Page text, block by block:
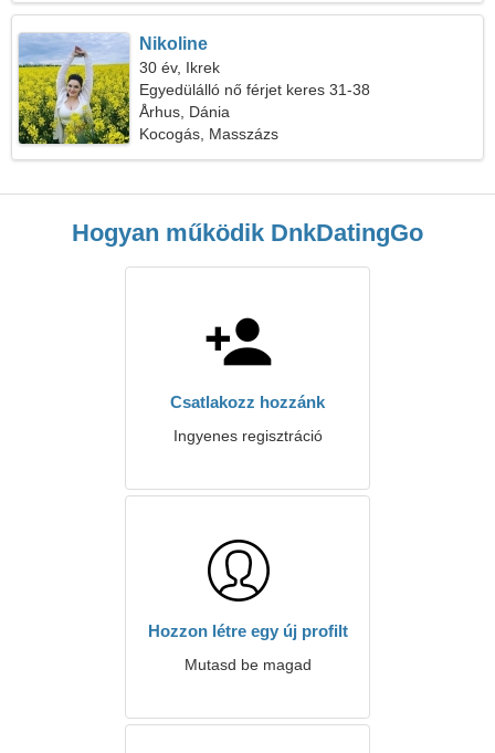
Nikoline
30 év, Ikrek
Egyedülálló nő férjet keres 31-38
Århus, Dánia
Kocogás, Masszázs
Hogyan működik DnkDatingGo
Csatlakozz hozzánk
Ingyenes regisztráció
Hozzon létre egy új profilt
Mutasd be magad